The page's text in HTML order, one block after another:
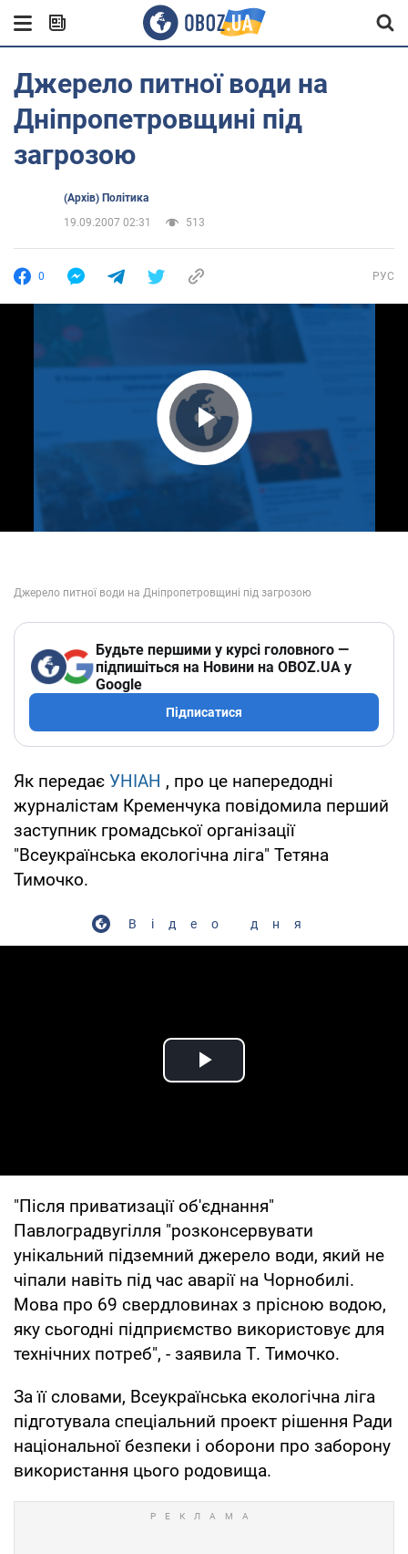
Джерело питної води на
Дніпропетровщині під
загрозою
(Архів) Політика
19.09.2007 02:31
513
0 РУС
Play Video
Будьте першими у курсі головного —
підпишіться на Новини на OBOZ.UA у
Google
Підписатися
Як передає УНІАН , про це напередодні
журналістам Кременчука повідомила перший
заступник громадської організації
"Всеукраїнська екологічна ліга" Тетяна
Тимочко.
Відео дня
Play Video
"Після приватизації об'єднання"
Павлоградвугілля "розконсервувати
унікальний підземний джерело води, який не
чіпали навіть під час аварії на Чорнобилі.
Мова про 69 свердловинах з прісною водою,
яку сьогодні підприємство використовує для
технічних потреб", - заявила Т. Тимочко.
За її словами, Всеукраїнська екологічна ліга
підготувала спеціальний проект рішення Ради
національної безпеки і оборони про заборону
використання цього родовища.